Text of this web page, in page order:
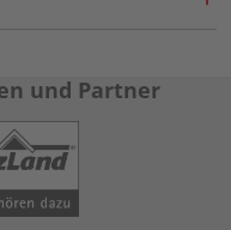
und Partner